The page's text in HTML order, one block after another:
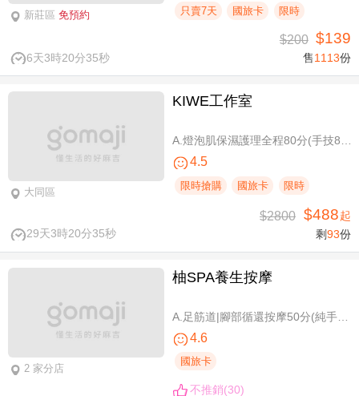
新莊區 免預約 只賣7天 國旅卡 限時
6天3時20分34秒
$200 $139
售1113份
大同區
KIWE工作室
A.燈泡肌保濕護理全程80分(手技80分) / B.薰衣草美白保濕護理 全程80分/ C.排痠精油全身循環按摩共60分(手技60分)/ D.《不限體驗單次券》黃金體態美型平衡(腰腹/臀腿)二選一 全程40分(手技40分)
4.5
限時搶購 國旅卡 限時
29天3時20分34秒
$2800 $488起
剩93份
2 家分店
柚SPA養生按摩
4.6
國旅卡
不推銷(30)